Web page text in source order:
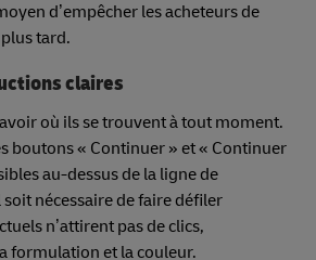
d’empêcher les acheteurs de
tard.
claires
où ils se trouvent à tout moment.
boutons « Continuer » et « Continuer
au-dessus de la ligne de
nécessaire de faire défiler
n’attirent pas de clics,
formulation et la couleur.